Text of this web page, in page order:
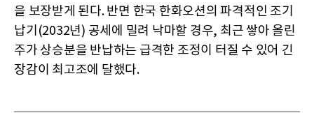
을 보장받게 된다. 반면 한국 한화오션의 파격적인 조기
납기(2032년) 공세에 밀려 낙마할 경우, 최근 쌓아 올린
주가 상승분을 반납하는 급격한 조정이 터질 수 있어 긴
장감이 최고조에 달했다.